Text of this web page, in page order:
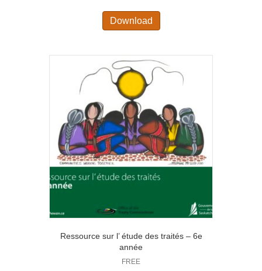
Download
Ressource sur l’ étude des traités – 6e
année
FREE